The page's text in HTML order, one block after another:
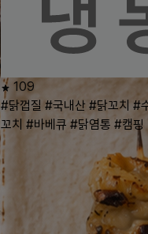
109
#닭껍질 #국내산 #닭꼬치 #
꼬치 #바베큐 #닭염통 #캠핑